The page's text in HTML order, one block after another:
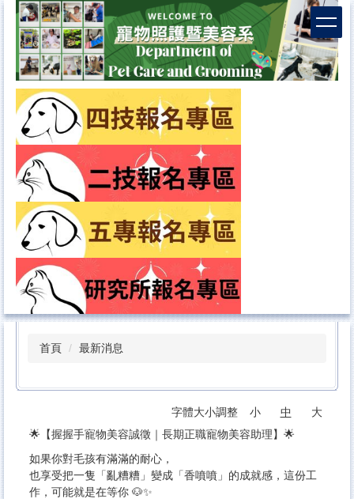
首頁 最新消息
字體大小調整 小 中
大
🌟【握握手寵物美容誠徵｜長期正職寵物美容助理】🌟
如果你對毛孩有滿滿的耐心，
也享受把一隻「亂糟糟」變成「香噴噴」的成就感，這份工
作，可能就是在等你 🐶✨